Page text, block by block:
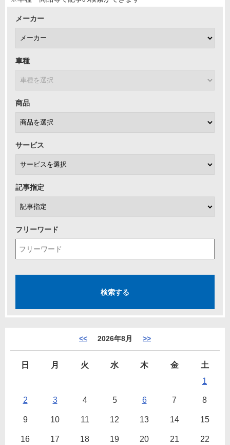
メーカー
車種
商品
サービス
記事指定
フリーワード
<< 2026年8月 >>
日 月 火 水 木 金
土
1
2 3 4 5 6 7 8
9 10 11 12 13 14 15
16 17 18 19 20 21 22